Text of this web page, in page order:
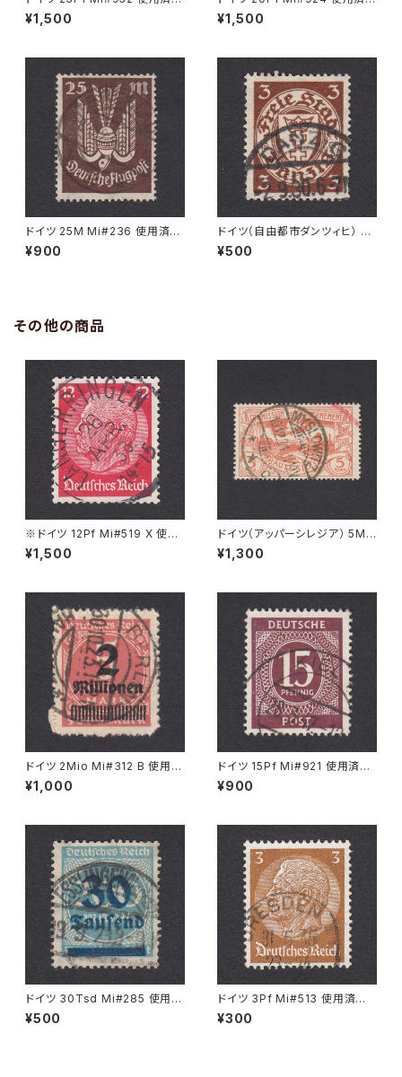
切手｜MERKERSHAUSEN 14.
2.1948
¥1,500
切手｜SIGLINGEN 7.11.1947
¥1,500
ドイツ 25M Mi#236 使用済み
切手｜BRESLAU 8.6.1923
¥900
ドイツ（自由都市ダンツィヒ） 3P
f Mi#216 使用済み切手｜DA
NZIG 2.9.1930
¥500
その他の商品
※ドイツ 12Pf Mi#519 X 使用
済み切手｜LANGERRINGEN
26.APR.1938
¥1,500
ドイツ（アッパーシレジア） 5M
Mi#29 使用済み切手｜MYSL
OWITZ 10.12.1921
¥1,300
ドイツ 2Mio Mi#312 B 使用済
み切手｜BERLIN 30.10.1923
¥1,000
ドイツ 15Pf Mi#921 使用済み
切手｜KIEL 28.3.1947
¥900
ドイツ 30Tsd Mi#285 使用済
み切手｜ESSLINGEN (Necka
r) 19.9.1923
¥500
ドイツ 3Pf Mi#513 使用済み
切手｜DRESDEN 31.5.1935
¥300